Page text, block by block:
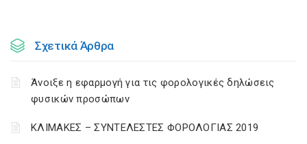
Σχετικά Άρθρα
Άνοιξε η εφαρμογή για τις φορολογικές δηλώσεις
φυσικών προσώπων
ΚΛΙΜΑΚΕΣ – ΣΥΝΤΕΛΕΣΤΕΣ ΦΟΡΟΛΟΓΙΑΣ 2019